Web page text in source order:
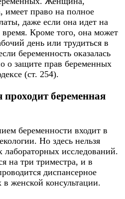
право на полное
даже если она идет на
время. Кроме того, она может
день или трудиться в
беременность оказалась
о защите прав беременных
(ст. 254).
проходит беременная
беременности входит в
Но здесь нельзя
лабораторных исследований.
на три триместра, и в
диспансерное
женской консультации.